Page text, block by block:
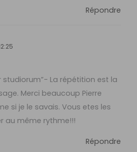
Répondre
studiorum”- La répétition est la
Merci beaucoup Pierre
si je le savais. Vous etes les
au même rythme!!!
Répondre